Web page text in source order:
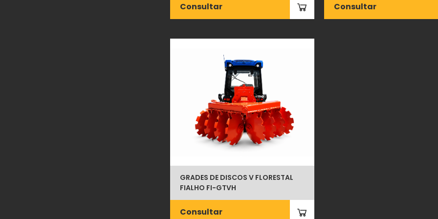
Consultar Consultar
GRADES DE DISCOS V FLORESTAL
FIALHO FI-GTVH
Consultar